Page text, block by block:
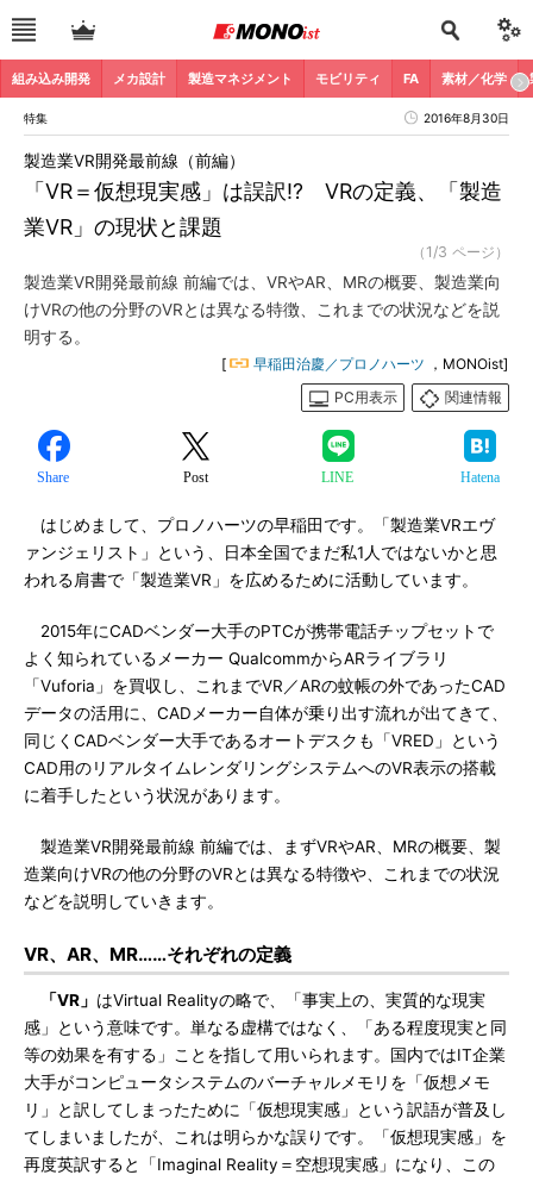
組み込み開発 メカ設計 製造マネジメント モビリティ FA 素材／化学
特集 2016年8月30日
「VR＝仮想現実感」は誤訳!? VRの定義、「製造
業VR」の現状と課題
製造業VR開発最前線（前編）
（1/3 ページ）
製造業VR開発最前線 前編では、VRやAR、MRの概要、製造業向
けVRの他の分野のVRとは異なる特徴、これまでの状況などを説
明する。
[ 早稲田治慶／プロノハーツ ，MONOist]
PC用表示
関連情報
Share Post LINE Hatena
はじめまして、プロノハーツの早稲田です。「製造業VRエヴ
ァンジェリスト」という、日本全国でまだ私1人ではないかと思
われる肩書で「製造業VR」を広めるために活動しています。
2015年にCADベンダー大手のPTCが携帯電話チップセットで
よく知られているメーカー QualcommからARライブラリ
「Vuforia」を買収し、これまでVR／ARの蚊帳の外であったCAD
データの活用に、CADメーカー自体が乗り出す流れが出てきて、
同じくCADベンダー大手であるオートデスクも「VRED」という
CAD用のリアルタイムレンダリングシステムへのVR表示の搭載
に着手したという状況があります。
製造業VR開発最前線 前編では、まずVRやAR、MRの概要、製
造業向けVRの他の分野のVRとは異なる特徴や、これまでの状況
などを説明していきます。
VR、AR、MR……それぞれの定義
「VR」 はVirtual Realityの略で、「事実上の、実質的な現実
感」という意味です。単なる虚構ではなく、「ある程度現実と同
等の効果を有する」ことを指して用いられます。国内ではIT企業
大手がコンピュータシステムのバーチャルメモリを「仮想メモ
リ」と訳してしまったために「仮想現実感」という訳語が普及し
てしまいましたが、これは明らかな誤りです。「仮想現実感」を
再度英訳すると「Imaginal Reality＝空想現実感」になり、この